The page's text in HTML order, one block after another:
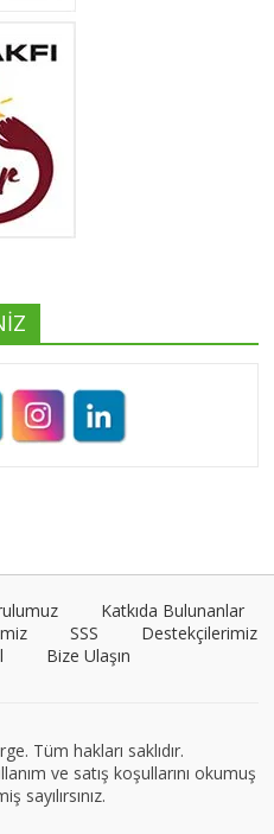
Katkıda Bulunanlar
SSS
Destekçilerimiz
Bize Ulaşın
Tüm hakları saklıdır.
ve satış koşullarını okumuş
sayılırsınız.